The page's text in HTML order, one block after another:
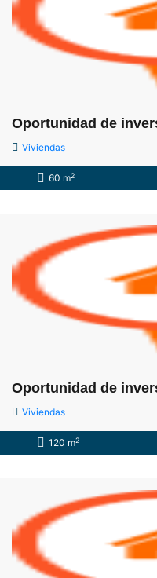
Viviendas
60 m2
Viviendas
120 m2